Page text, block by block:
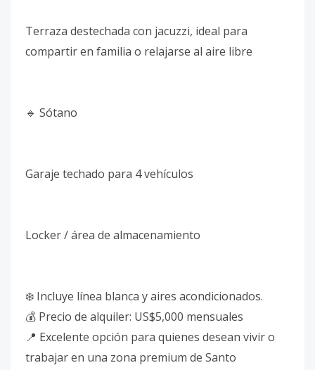
Terraza destechada con jacuzzi, ideal para
compartir en familia o relajarse al aire libre
🔹 Sótano
Garaje techado para 4 vehículos
Locker / área de almacenamiento
❄️ Incluye línea blanca y aires acondicionados.
💰 Precio de alquiler: US$5,000 mensuales
📍 Excelente opción para quienes desean vivir o
trabajar en una zona premium de Santo